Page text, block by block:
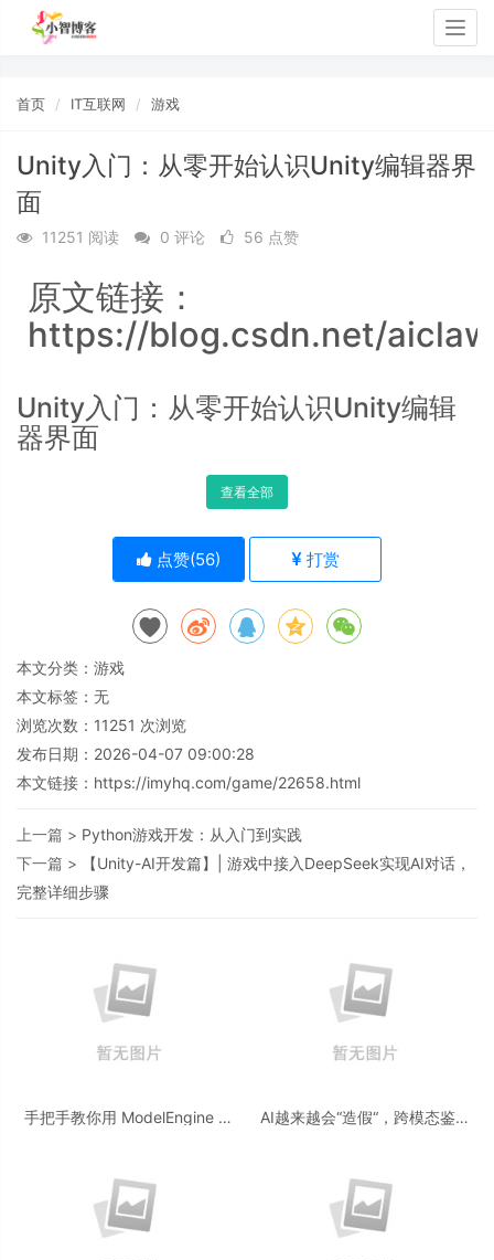
首页 IT互联网 游戏
Unity入门：从零开始认识Unity编辑器界
面
11251 阅读 0 评论 56 点赞
原文链接：
https://blog.csdn.net/
Unity入门：从零开始认识Unity编辑
器界面
查看全部
点赞(56) 打赏
本文分类： 游戏
本文标签：无
浏览次数： 11251 次浏览
发布日期：2026-04-07 09:00:28
本文链接： https://imyhq.com/game/22658.html
上一篇 > Python游戏开发：从入门到实践
下一篇 >
【Unity-AI开发篇】| 游戏中接入DeepSeek实现AI对话，
完整详细步骤
手把手教你用 ModelEngine 打
AI越来越会“造假“，跨模态鉴伪